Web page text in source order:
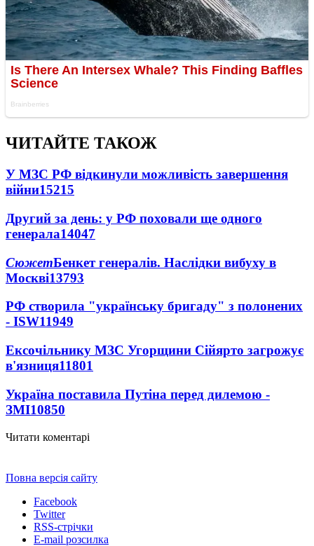
ЧИТАЙТЕ ТАКОЖ
У МЗС РФ відкинули можливість завершення
війни15215
Другий за день: у РФ поховали ще одного
генерала14047
СюжетБенкет генералів. Наслідки вибуху в
Москві13793
РФ створила "українську бригаду" з полонених
- ISW11949
Ексочільнику МЗС Угорщини Сійярто загрожує
в'язниця11801
Україна поставила Путіна перед дилемою -
ЗМІ10850
Читати коментарі
Повна версія сайту
Facebook
Twitter
RSS-стрічки
E-mail розсилка